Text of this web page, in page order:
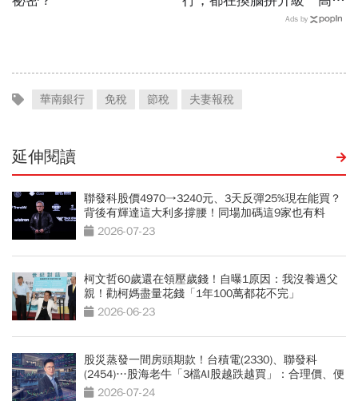
金融專區 催出台灣財管新
Ads by
華南銀行 免稅 節稅 夫妻報稅
延伸閱讀
聯發科股價4970→3240元、3天反彈25%現在能買？
背後有輝達這大利多撐腰！同場加碼這9家也有料
2026-07-23
柯文哲60歲還在領壓歲錢！自曝1原因：我沒養過父
親！勸柯媽盡量花錢「1年100萬都花不完」
2026-06-23
股災蒸發一間房頭期款！台積電(2330)、聯發科
(2454)…股海老牛「3檔AI股越跌越買」：合理價、便
宜價曝光
2026-07-24